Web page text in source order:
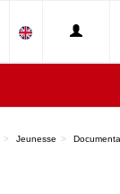
Jeunesse